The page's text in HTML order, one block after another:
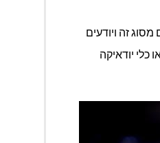
זה ויודעים
כלי יודאיקה